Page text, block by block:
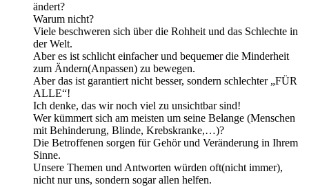
ändert?
Warum nicht?
Viele beschweren sich über die Rohheit und das Schlechte in
der Welt.
Aber es ist schlicht einfacher und bequemer die Minderheit
zum Ändern(Anpassen) zu bewegen.
Aber das ist garantiert nicht besser, sondern schlechter „FÜR
ALLE“!
Ich denke, das wir noch viel zu unsichtbar sind!
Wer kümmert sich am meisten um seine Belange (Menschen
mit Behinderung, Blinde, Krebskranke,…)?
Die Betroffenen sorgen für Gehör und Veränderung in Ihrem
Sinne.
Unsere Themen und Antworten würden oft(nicht immer),
nicht nur uns, sondern sogar allen helfen.